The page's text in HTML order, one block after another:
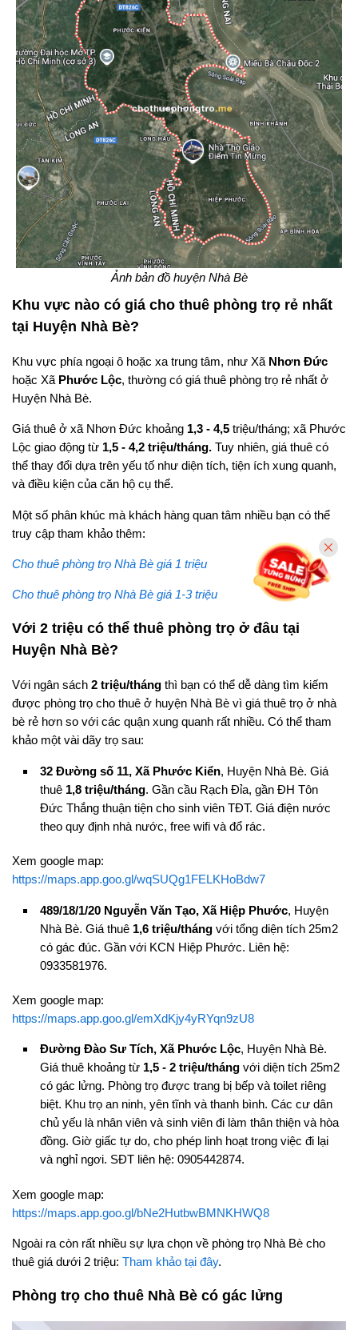
Ảnh bản đồ huyện Nhà Bè
Khu vực nào có giá cho thuê phòng trọ rẻ nhất
tại Huyện Nhà Bè?
Khu vực phía ngoại ô hoặc xa trung tâm, như Xã Nhơn Đức
hoặc Xã Phước Lộc, thường có giá thuê phòng trọ rẻ nhất ở
Huyện Nhà Bè.
Giá thuê ở xã Nhơn Đức khoảng 1,3 - 4,5 triệu/tháng; xã Phước
Lộc giao động từ 1,5 - 4,2 triệu/tháng. Tuy nhiên, giá thuê có
thể thay đổi dựa trên yếu tố như diện tích, tiện ích xung quanh,
và điều kiện của căn hộ cụ thể.
Một số phân khúc mà khách hàng quan tâm nhiều bạn có thể
truy cập tham khảo thêm:
Cho thuê phòng trọ Nhà Bè giá 1 triệu
Cho thuê phòng trọ Nhà Bè giá 1-3 triệu
Với 2 triệu có thể thuê phòng trọ ở đâu tại
Huyện Nhà Bè?
Với ngân sách 2 triệu/tháng thì bạn có thể dễ dàng tìm kiếm
được phòng trọ cho thuê ở huyện Nhà Bè vì giá thuê trọ ở nhà
bè rẻ hơn so với các quận xung quanh rất nhiều. Có thể tham
khảo một vài dãy trọ sau:
32 Đường số 11, Xã Phước Kiển, Huyện Nhà Bè. Giá
thuê 1,8 triệu/tháng. Gần cầu Rạch Đỉa, gần ĐH Tôn
Đức Thắng thuận tiện cho sinh viên TĐT. Giá điện nước
theo quy định nhà nước, free wifi và đổ rác.
Xem google map:
https://maps.app.goo.gl/wqSUQg1FELKHoBdw7
489/18/1/20 Nguyễn Văn Tạo, Xã Hiệp Phước, Huyện
Nhà Bè. Giá thuê 1,6 triệu/tháng với tổng diện tích 25m2
có gác đúc. Gần với KCN Hiệp Phước. Liên hệ:
0933581976.
Xem google map:
https://maps.app.goo.gl/emXdKjy4yRYqn9zU8
Đường Đào Sư Tích, Xã Phước Lộc, Huyện Nhà Bè.
Giá thuê khoảng từ 1,5 - 2 triệu/tháng với diện tích 25m2
có gác lửng. Phòng trọ được trang bị bếp và toilet riêng
biệt. Khu trọ an ninh, yên tĩnh và thanh bình. Các cư dân
chủ yếu là nhân viên và sinh viên đi làm thân thiện và hòa
đồng. Giờ giấc tự do, cho phép linh hoạt trong việc đi lại
và nghỉ ngơi. SĐT liên hệ: 0905442874.
Xem google map:
https://maps.app.goo.gl/bNe2HutbwBMNKHWQ8
Ngoài ra còn rất nhiều sự lựa chọn về phòng trọ Nhà Bè cho
thuê giá dưới 2 triệu: Tham khảo tại đây.
Phòng trọ cho thuê Nhà Bè có gác lửng